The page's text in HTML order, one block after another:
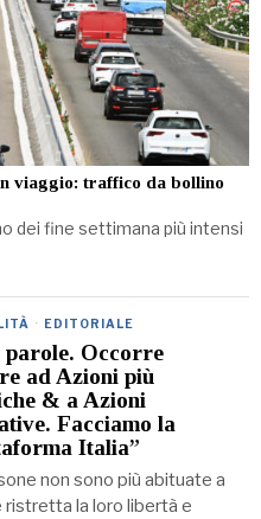
viaggio: traffico da bollino
dei fine settimana più intensi
· EDITORIALE
parole. Occorre
ad Azioni più
& a Azioni
Facciamo la
Italia”
non sono più abituate a
ristretta la loro libertà e